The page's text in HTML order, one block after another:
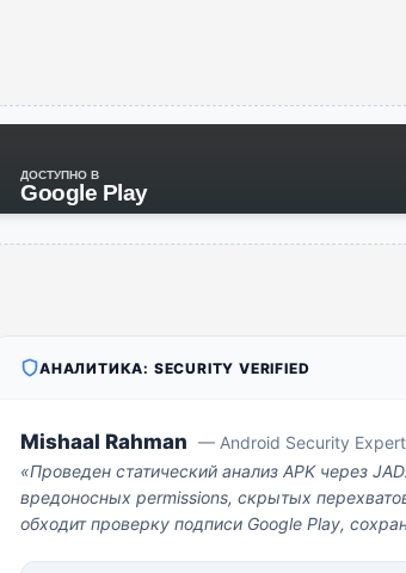
ДОСТУПНО В
Google Play
АНАЛИТИКА: SECURITY VERIFIED
Mishaal Rahman — Android Security Expert
«Проведен статический анализ APK через
вредоносных permissions, скрытых
обходит проверку подписи Google Play,